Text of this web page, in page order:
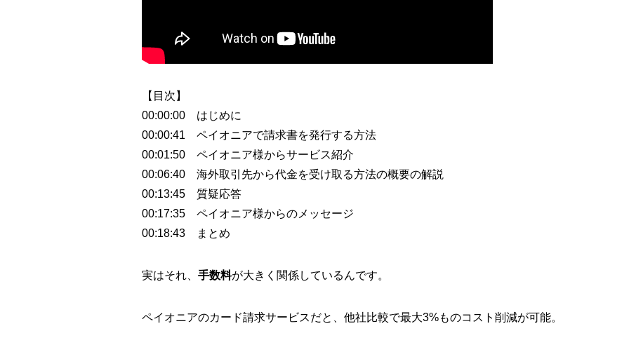
【目次】
00:00:00 はじめに
00:00:41 ペイオニアで請求書を発行する方法
00:01:50 ペイオニア様からサービス紹介
00:06:40 海外取引先から代金を受け取る方法の概要の解説
00:13:45 質疑応答
00:17:35 ペイオニア様からのメッセージ
00:18:43 まとめ
実はそれ、 手数料が大きく関係しているんです。
ペイオニアのカード請求サービスだと、他社比較で最大3%ものコスト削減が可能。